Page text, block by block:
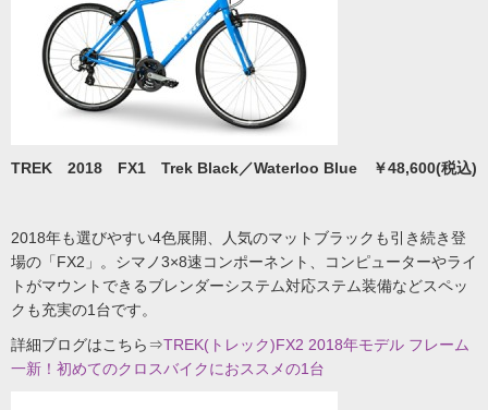
TREK 2018 FX1 Trek Black／Waterloo Blue ￥48,600(税込)
2018年も選びやすい4色展開、人気のマットブラックも引き続き登
場の「FX2」。シマノ3×8速コンポーネント、コンピューターやライ
トがマウントできるブレンダーシステム対応ステム装備などスペッ
クも充実の1台です。
詳細ブログはこちら⇒TREK(トレック)FX2 2018年モデル フレーム
一新！初めてのクロスバイクにおススメの1台